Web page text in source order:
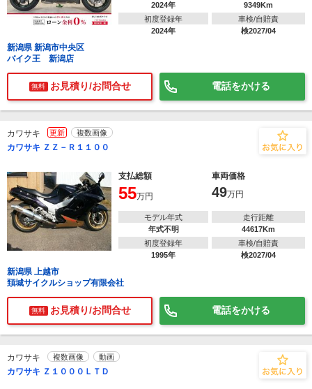
2024年
9349Km
初度登録年
2024年
車検/自賠責
検2027/04
新潟県 新潟市中央区
バイク王 新潟店
無料 お見積り/お問合せ 電話をかける
カワサキ 更新 複数画像
カワサキ ＺＺ－Ｒ１１００
支払総額 車両価格
55万円 49万円
モデル年式
年式不明
走行距離
44617Km
初度登録年
1995年
車検/自賠責
検2027/04
新潟県 上越市
頚城サイクルショップ有限会社
無料 お見積り/お問合せ 電話をかける
カワサキ 複数画像 動画
カワサキ Ｚ１０００ＬＴＤ